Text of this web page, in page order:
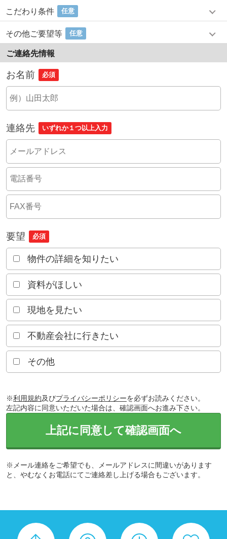
こだわり条件 任意
その他ご要望等 任意
ご連絡先情報
お名前 必須
連絡先 いずれか１つ以上入力
要望 必須
物件の詳細を知りたい
資料がほしい
現地を見たい
不動産会社に行きたい
その他
※利用規約及びプライバシーポリシーを必ずお読みください。
左記内容に同意いただいた場合は、確認画面へお進み下さい。
上記に同意して確認画面へ
※メール連絡をご希望でも、メールアドレスに間違いがあります
と、やむなくお電話にてご連絡差し上げる場合もございます。